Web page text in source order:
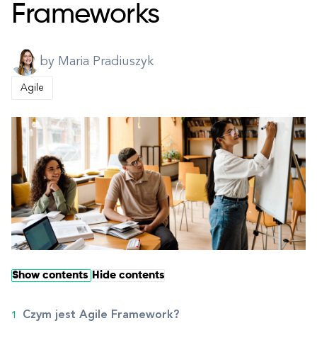
Frameworks
by Maria Pradiuszyk
Agile
Show contents Hide contents
​​Czym jest Agile Framework?